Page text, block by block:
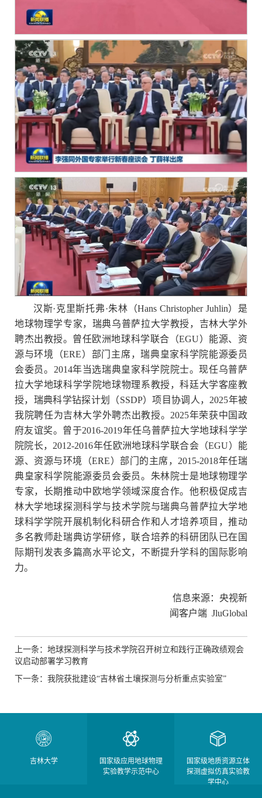
汉斯·克里斯托弗·朱林（Hans Christopher Juhlin）是
地球物理学专家，瑞典乌普萨拉大学教授，吉林大学外
聘杰出教授。曾任欧洲地球科学联合（EGU）能源、资
源与环境（ERE）部门主席，瑞典皇家科学院能源委员
会委员。2014年当选瑞典皇家科学院院士。现任乌普萨
拉大学地球科学学院地球物理系教授，科廷大学客座教
授，瑞典科学钻探计划（SSDP）项目协调人，2025年被
我院聘任为吉林大学外聘杰出教授。2025年荣获中国政
府友谊奖。曾于2016-2019年任乌普萨拉大学地球科学学
院院长，2012-2016年任欧洲地球科学联合会（EGU）能
源、资源与环境（ERE）部门的主席，2015-2018年任瑞
典皇家科学院能源委员会委员。朱林院士是地球物理学
专家，长期推动中欧地学领域深度合作。他积极促成吉
林大学地球探测科学与技术学院与瑞典乌普萨拉大学地
球科学学院开展机制化科研合作和人才培养项目，推动
多名教师赴瑞典访学研修，联合培养的科研团队已在国
际期刊发表多篇高水平论文，不断提升学科的国际影响
力。
信息来源：央视新
闻客户端 JluGlobal
上一条：地球探测科学与技术学院召开树立和践行正确政绩观会
议启动部署学习教育
下一条：我院获批建设“吉林省土壤探测与分析重点实验室”
吉林大学
国家级应用地球物理
实验教学示范中心
国家级地质资源立体
探测虚拟仿真实验教
学中心